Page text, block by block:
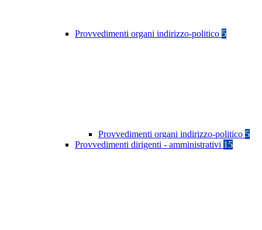
Provvedimenti organi indirizzo-politico 5
Provvedimenti organi indirizzo-politico 5
Provvedimenti dirigenti - amministrativi 15